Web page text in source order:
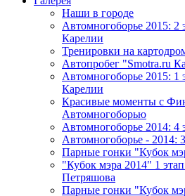
Наши в городе
Автомногоборье 2015: 2
Карелии
Тренировки на
Автопробег "Smotra.ru
Автомногоборье 2015: 1
Карелии
Красивые моменты с
Автомногоборью
Автомногоборье 2014: 4
Автомногоборье - 2014:
Парные гонки "Кубок
"Кубок мэра 2014" 1
Петряшова
Парные гонки "Кубок